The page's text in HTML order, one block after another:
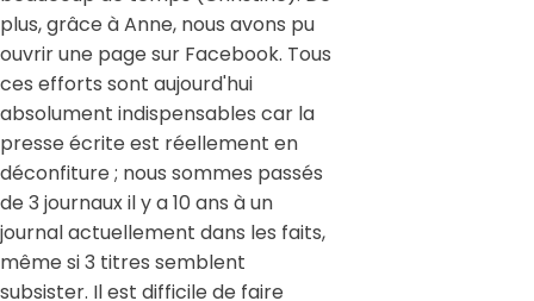
plus, grâce à Anne, nous avons pu
ouvrir une page sur Facebook. Tous
ces efforts sont aujourd'hui
absolument indispensables car la
presse écrite est réellement en
déconfiture ; nous sommes passés
de 3 journaux il y a 10 ans à un
journal actuellement dans les faits,
même si 3 titres semblent
subsister. Il est difficile de faire